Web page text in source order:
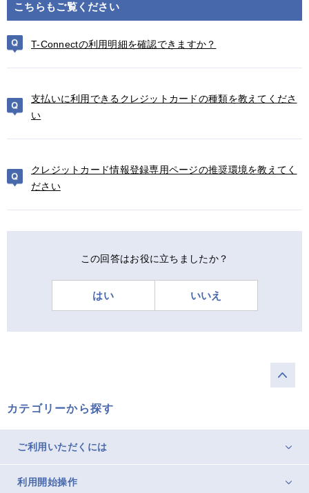
こちらもご覧ください
T-Connectの利用明細を確認できますか？
支払いに利用できるクレジットカードの種類を教えてくださ
い
クレジットカード情報登録専用ページの推奨環境を教えてく
ださい
この回答はお役に立ちましたか？
はい いいえ
カテゴリーから探す
ご利用いただくには
利用開始操作